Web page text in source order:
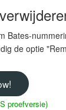
Bates-
de optie
proefversie)